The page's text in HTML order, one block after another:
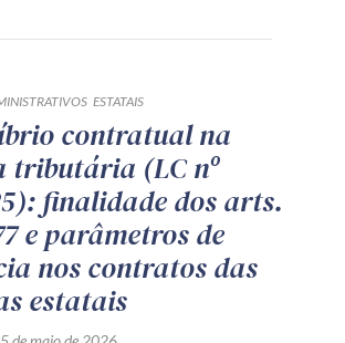
Orientação por Escrito
Mentoria Zênite
Capacitação
ESTATAIS
contratual na
tributária (LC nº
finalidade dos arts.
e parâmetros de
nos contratos das
estatais